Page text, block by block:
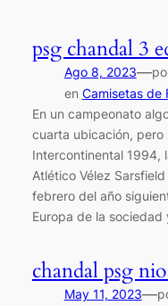
psg chandal 3
Ago 8, 2023—
en Camisetas de
En un campeonato
cuarta ubicación, pero
Intercontinental 1994,
Atlético Vélez
febrero del año
Europa de la
chandal psg
May 11, 2023—